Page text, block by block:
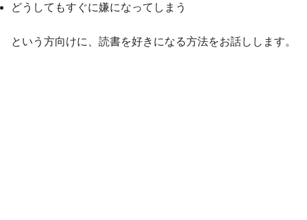
どうしてもすぐに嫌になってしまう
という方向けに、読書を好きになる方法をお話しします。